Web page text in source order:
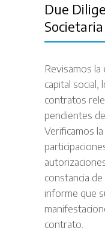
Due
Societaria
Revisamos
capital social,
contratos
pendientes
Verificamos
constancia
informe que
contrato.